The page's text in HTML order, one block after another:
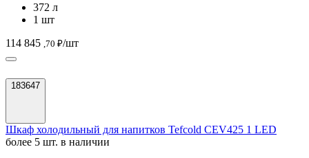
372 л
1 шт
114 845 ,70 ₽/шт
183647
Шкаф холодильный для напитков Tefcold CEV425 1 LED
более 5 шт. в наличии